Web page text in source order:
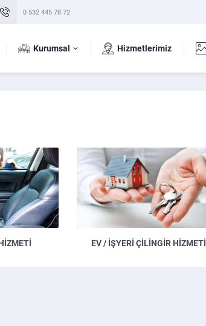
0 532 445 78 72
Kurumsal Hizmetlerimiz
EV / İŞYERI ÇILINGIR HIZMETI